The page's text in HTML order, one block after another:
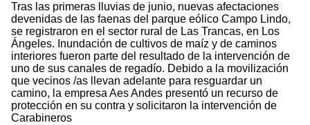
Tras las primeras lluvias de junio, nuevas afectaciones
devenidas de las faenas del parque eólico Campo Lindo,
se registraron en el sector rural de Las Trancas, en Los
Ángeles. Inundación de cultivos de maíz y de caminos
interiores fueron parte del resultado de la intervención de
uno de sus canales de regadío. Debido a la movilización
que vecinos /as llevan adelante para resguardar un
camino, la empresa Aes Andes presentó un recurso de
protección en su contra y solicitaron la intervención de
Carabineros